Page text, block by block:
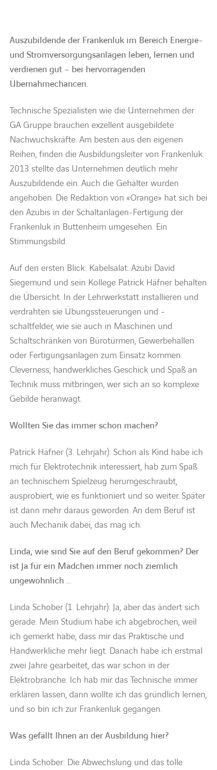
Auszubildende der Frankenluk im Bereich Energie-
und Stromversorgungsanlagen leben, lernen und
verdienen gut – bei hervorragenden
Übernahmechancen.
Technische Spezialisten wie die Unternehmen der
GA Gruppe brauchen exzellent ausgebildete
Nachwuchskräfte. Am besten aus den eigenen
Reihen, finden die Ausbildungsleiter von Frankenluk.
2013 stellte das Unternehmen deutlich mehr
Auszubildende ein. Auch die Gehälter wurden
angehoben. Die Redaktion von «Orange» hat sich bei
den Azubis in der Schaltanlagen-Fertigung der
Frankenluk in Buttenheim umgesehen. Ein
Stimmungsbild.
Auf den ersten Blick: Kabelsalat. Azubi David
Siegemund und sein Kollege Patrick Häfner behalten
die Übersicht. In der Lehrwerkstatt installieren und
verdrahten sie Übungssteuerungen und -
schaltfelder, wie sie auch in Maschinen und
Schaltschränken von Bürotürmen, Gewerbehallen
oder Fertigungsanlagen zum Einsatz kommen.
Cleverness, handwerkliches Geschick und Spaß an
Technik muss mitbringen, wer sich an so komplexe
Gebilde heranwagt.
Wollten Sie das immer schon machen?
Patrick Häfner (3. Lehrjahr): Schon als Kind habe ich
mich für Elektrotechnik interessiert, hab zum Spaß
an technischem Spielzeug herumgeschraubt,
ausprobiert, wie es funktioniert und so weiter. Später
ist dann mehr daraus geworden. An dem Beruf ist
auch Mechanik dabei, das mag ich.
Linda, wie sind Sie auf den Beruf gekommen? Der
ist ja für ein Mädchen immer noch ziemlich
ungewöhnlich …
Linda Schober (1. Lehrjahr): Ja, aber das ändert sich
gerade. Mein Studium habe ich abgebrochen, weil
ich gemerkt habe, dass mir das Praktische und
Handwerkliche mehr liegt. Danach habe ich erstmal
zwei Jahre gearbeitet, das war schon in der
Elektrobranche. Ich hab mir das Technische immer
erklären lassen, dann wollte ich das gründlich lernen,
und so bin ich zur Frankenluk gegangen.
Was gefällt Ihnen an der Ausbildung hier?
Linda Schober: Die Abwechslung und das tolle